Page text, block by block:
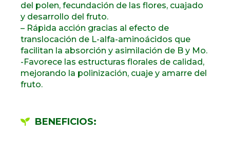
del polen, fecundación de las flores, cuajado
y desarrollo del fruto.
– Rápida acción gracias al efecto de
translocación de L-alfa-aminoácidos que
facilitan la absorción y asimilación de B y Mo.
-Favorece las estructuras florales de calidad,
mejorando la polinización, cuaje y amarre del
fruto.
BENEFICIOS: